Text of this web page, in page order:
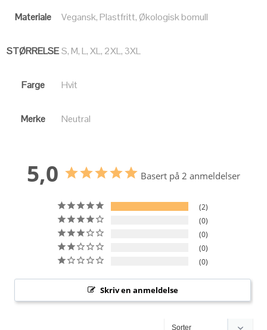
Materiale
Vegansk, Plastfritt, Økologisk bomull
STØRRELSES, M, L, XL, 2XL, 3XL
Farge Hvit
Merke Neutral
5,0 Basert på 2 anmeldelser
2
0
0
0
0
Skriv en anmeldelse